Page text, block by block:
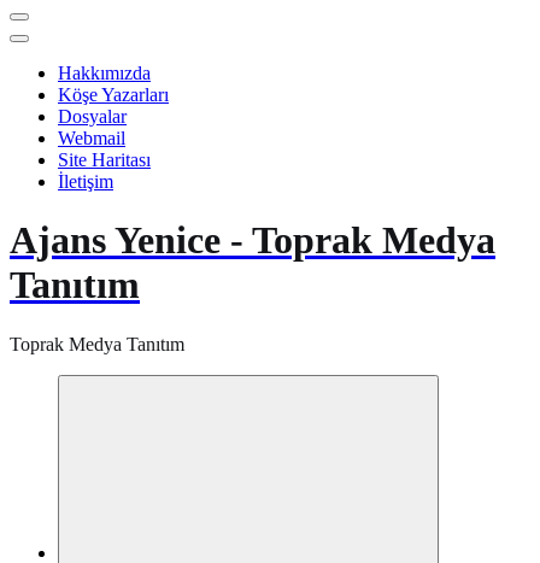
Hakkımızda
Köşe Yazarları
Dosyalar
Webmail
Site Haritası
İletişim
Ajans Yenice - Toprak Medya
Tanıtım
Toprak Medya Tanıtım